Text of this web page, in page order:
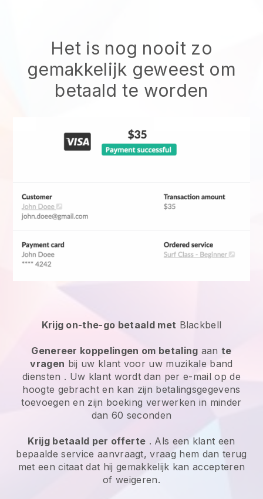
Het is nog nooit zo
gemakkelijk geweest om
betaald te worden
Krijg on-the-go betaald met Blackbell
Genereer koppelingen om betaling aante
vragen bij uw klant voor uw muzikale band
diensten . Uw klant wordt dan per e-mail op de
hoogte gebracht en kan zijn betalingsgegevens
toevoegen en zijn boeking verwerken in minder
dan 60 seconden
Krijg betaald per offerte . Als een klant een
bepaalde service aanvraagt, vraag hem dan terug
met een citaat dat hij gemakkelijk kan accepteren
of weigeren.